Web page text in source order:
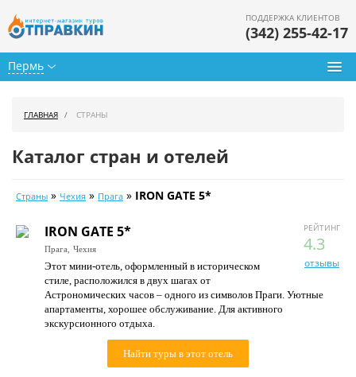
Пермь
ПОДДЕРЖКА КЛИЕНТОВ
(342) 255-42-17
Календарь туров
Цены дня
Страны
Как купить
ГЛАВНАЯ СТРАНЫ
Каталог стран и отелей
Страны » Чехия » Прага » IRON GATE 5*
РЕЙТИНГ
4.3
отзывы
IRON GATE 5*
Прага, Чехия
Этот мини-отель, оформленный в историческом
стиле, расположился в двух шагах от
Астрономических часов – одного из символов Праги. Уютные
апартаменты, хорошее обслуживание. Для активного
экскурсионного отдыха.
Найти туры в этот отель